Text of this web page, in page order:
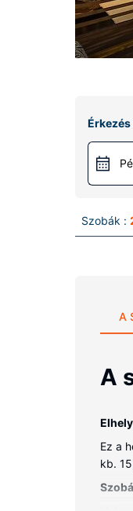
Szobák :
A
A
Ez a
kb.